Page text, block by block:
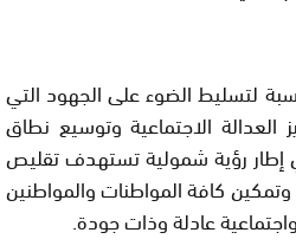
لتسليط الضوء على الجهود التي
العدالة الاجتماعية وتوسيع نطاق
إطار رؤية شمولية تستهدف تقليص
وتمكين كافة المواطنات والمواطنين
عادلة وذات جودة.